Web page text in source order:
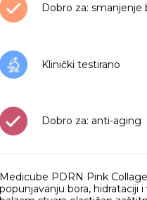
Dobro za: smanjenje
Klinički testirano
Dobro za: anti-aging
Medicube PDRN Pink
popunjavanju bora,